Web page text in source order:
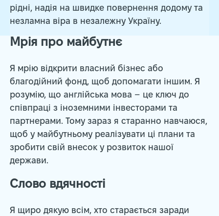
рідні, надія на швидке повернення додому та
незламна віра в незалежну Україну.
Мрія про майбутнє
Я мрію відкрити власний бізнес або
благодійний фонд, щоб допомагати іншим. Я
розумію, що англійська мова – це ключ до
співпраці з іноземними інвесторами та
партнерами. Тому зараз я старанно навчаюся,
щоб у майбутньому реалізувати ці плани та
зробити свій внесок у розвиток нашої
держави.
Слово вдячності
Я щиро дякую всім, хто старається заради